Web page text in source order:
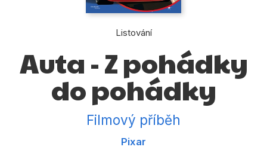
Beletrie pro dospělé
Dárkové publikace
Dárkové zboží
Jazyky
Listování
Auta - Z pohádky
do pohádky
Filmový příběh
Pixar